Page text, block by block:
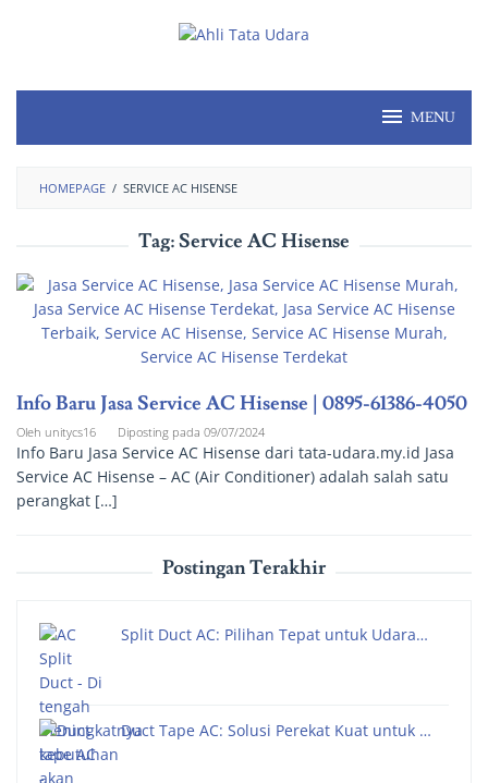
MENU
HOMEPAGE / SERVICE AC HISENSE
Tag:Service AC Hisense
Info Baru Jasa Service AC Hisense | 0895-61386-4050
Oleh unitycs16 Diposting pada 09/07/2024
Info Baru Jasa Service AC Hisense dari tata-udara.my.id Jasa
Service AC Hisense – AC (Air Conditioner) adalah salah satu
perangkat […]
Postingan Terakhir
Split Duct AC: Pilihan Tepat untuk Udara…
Duct Tape AC: Solusi Perekat Kuat untuk …